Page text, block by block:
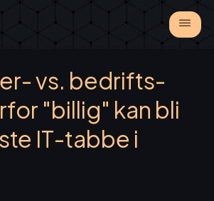
vs. bedrifts-
"billig" kan bli
IT-tabbe i